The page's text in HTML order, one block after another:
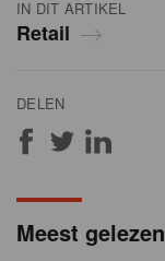
IN DIT ARTIKEL
Retail
DELEN
Meest gelezen